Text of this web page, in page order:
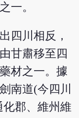
一。
四川相反，
甘肅移至四
材之一。據
南道(今四川
郡、維州維